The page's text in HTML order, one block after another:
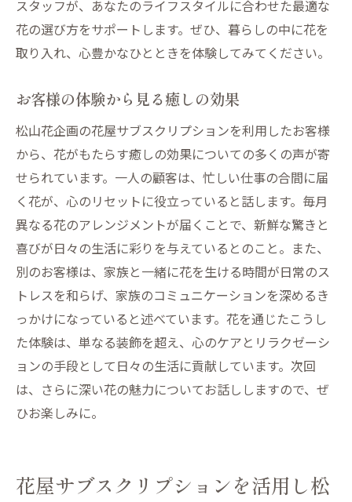
スタッフが、あなたのライフスタイルに合わせた最適な
花の選び方をサポートします。ぜひ、暮らしの中に花を
取り入れ、心豊かなひとときを体験してみてください。
お客様の体験から見る癒しの効果
松山花企画の花屋サブスクリプションを利用したお客様
から、花がもたらす癒しの効果についての多くの声が寄
せられています。一人の顧客は、忙しい仕事の合間に届
く花が、心のリセットに役立っていると話します。毎月
異なる花のアレンジメントが届くことで、新鮮な驚きと
喜びが日々の生活に彩りを与えているとのこと。また、
別のお客様は、家族と一緒に花を生ける時間が日常のス
トレスを和らげ、家族のコミュニケーションを深めるき
っかけになっていると述べています。花を通じたこうし
た体験は、単なる装飾を超え、心のケアとリラクゼーシ
ョンの手段として日々の生活に貢献しています。次回
は、さらに深い花の魅力についてお話ししますので、ぜ
ひお楽しみに。
花屋サブスクリプションを活用し松